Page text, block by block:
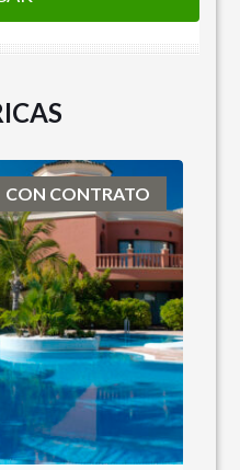
CON CONTRATO